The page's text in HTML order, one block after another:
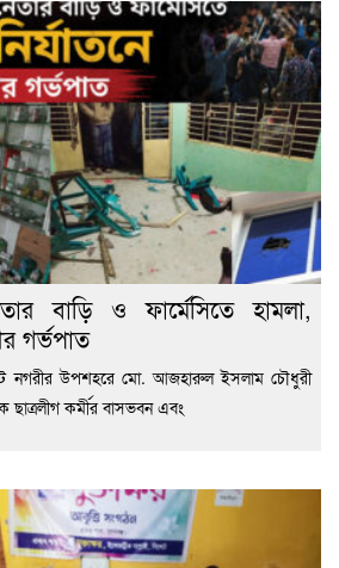
বাড়ি ও ফার্মেসিতে হামলা,
গর্ভপাত
নগরীর উপশহরে মো. আজহারুল ইসলাম চৌধুরী
কর্মীর বাসভবন এবং